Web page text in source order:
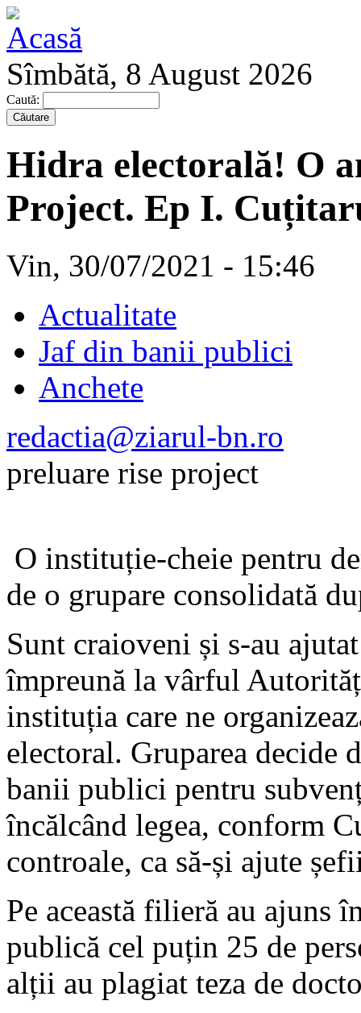
Sîmbătă, 8 August 2026
Caută:
Hidra electorală! O
Project. Ep I.
Vin, 30/07/2021 - 15:46
Actualitate
Jaf din banii publici
Anchete
redactia@ziarul-bn.ro
preluare rise project
O instituție-cheie pentru
de o grupare consolidată
Sunt craioveni și s-au
împreună la vârful
instituția care ne
electoral. Gruparea decide
banii publici pentru
încălcând legea, conform
controale, ca să-și ajute
Pe această filieră au
publică cel puțin 25 de
alții au plagiat teza de